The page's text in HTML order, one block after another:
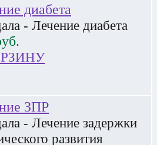
диабета
- Лечение диабета
ЗПР
- Лечение задержки
развития